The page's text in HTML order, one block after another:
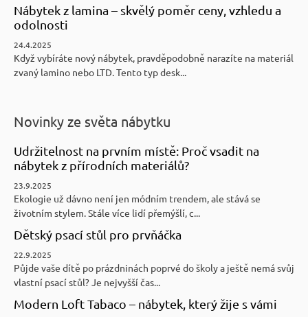
Nábytek z lamina – skvělý poměr ceny, vzhledu a
odolnosti
24.4.2025
Když vybíráte nový nábytek, pravděpodobně narazíte na materiál
zvaný lamino nebo LTD. Tento typ desk...
Novinky ze světa nábytku
Udržitelnost na prvním místě: Proč vsadit na
nábytek z přírodních materiálů?
23.9.2025
Ekologie už dávno není jen módním trendem, ale stává se
životním stylem. Stále více lidí přemýšlí, c...
Dětský psací stůl pro prvňáčka
22.9.2025
Půjde vaše dítě po prázdninách poprvé do školy a ještě nemá svůj
vlastní psací stůl? Je nejvyšší čas...
Modern Loft Tabaco – nábytek, který žije s vámi